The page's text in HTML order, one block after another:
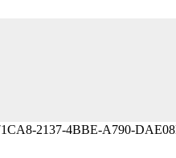
2137-4BBE-A790-